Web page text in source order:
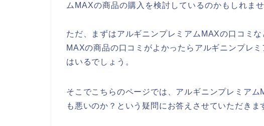
ムMAXの商品の購入を検討しているのかもしれませ
ただ、まずはアルギニンプレミアムMAXの口コミ
MAXの商品の口コミがよかったらアルギニンプレ
はいるでしょう。
そこでこちらのページでは、アルギニンプレミア
も悪いのか？という疑問にお答えさせていただきま